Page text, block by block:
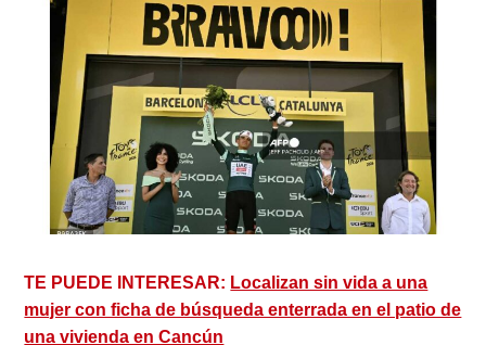
TE PUEDE INTERESAR: Localizan sin vida a una
mujer con ficha de búsqueda enterrada en el patio de
una vivienda en Cancún